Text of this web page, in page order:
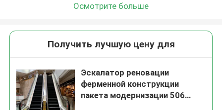
Осмотрите больше
Получить лучшую цену для
Эскалатор реновации
ферменной конструкции
пакета модернизации 506